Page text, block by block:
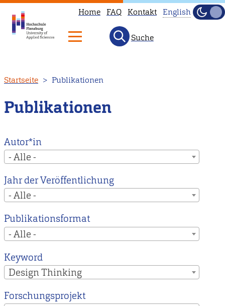
zum
Inhalt
Home FAQ Kontakt
to
our
main
instead.
English
Hell
Suche
Startseite Publikationen
Publikationen
Autor*in
- Alle -
Jahr der Veröffentlichung
- Alle -
Publikationsformat
- Alle -
Keyword
Design Thinking
Forschungsprojekt